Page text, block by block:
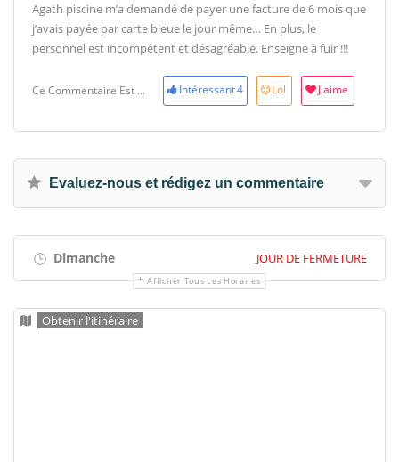
Agath piscine m’a demandé de payer une facture de 6 mois que
j’avais payée par carte bleue le jour même… En plus, le
personnel est incompétent et désagréable. Enseigne à fuir !!!
Ce Commentaire Est ... Intéressant4 Lol J'aime
Evaluez-nous et rédigez un commentaire
Dimanche JOUR DE FERMETURE
Afficher Tous Les Horaires
Obtenir l'itinéraire